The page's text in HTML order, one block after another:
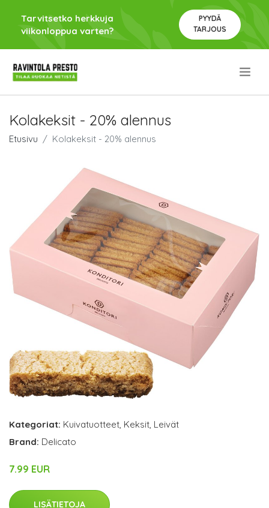
Tarvitsetko herkkuja
viikonloppua varten?
PYYDÄ
TARJOUS
Kolakeksit - 20% alennus
Etusivu Kolakeksit - 20% alennus
Kategoriat: Kuivatuotteet, Keksit, Leivät
Brand: Delicato
7.99 EUR
LISÄTIETOJA